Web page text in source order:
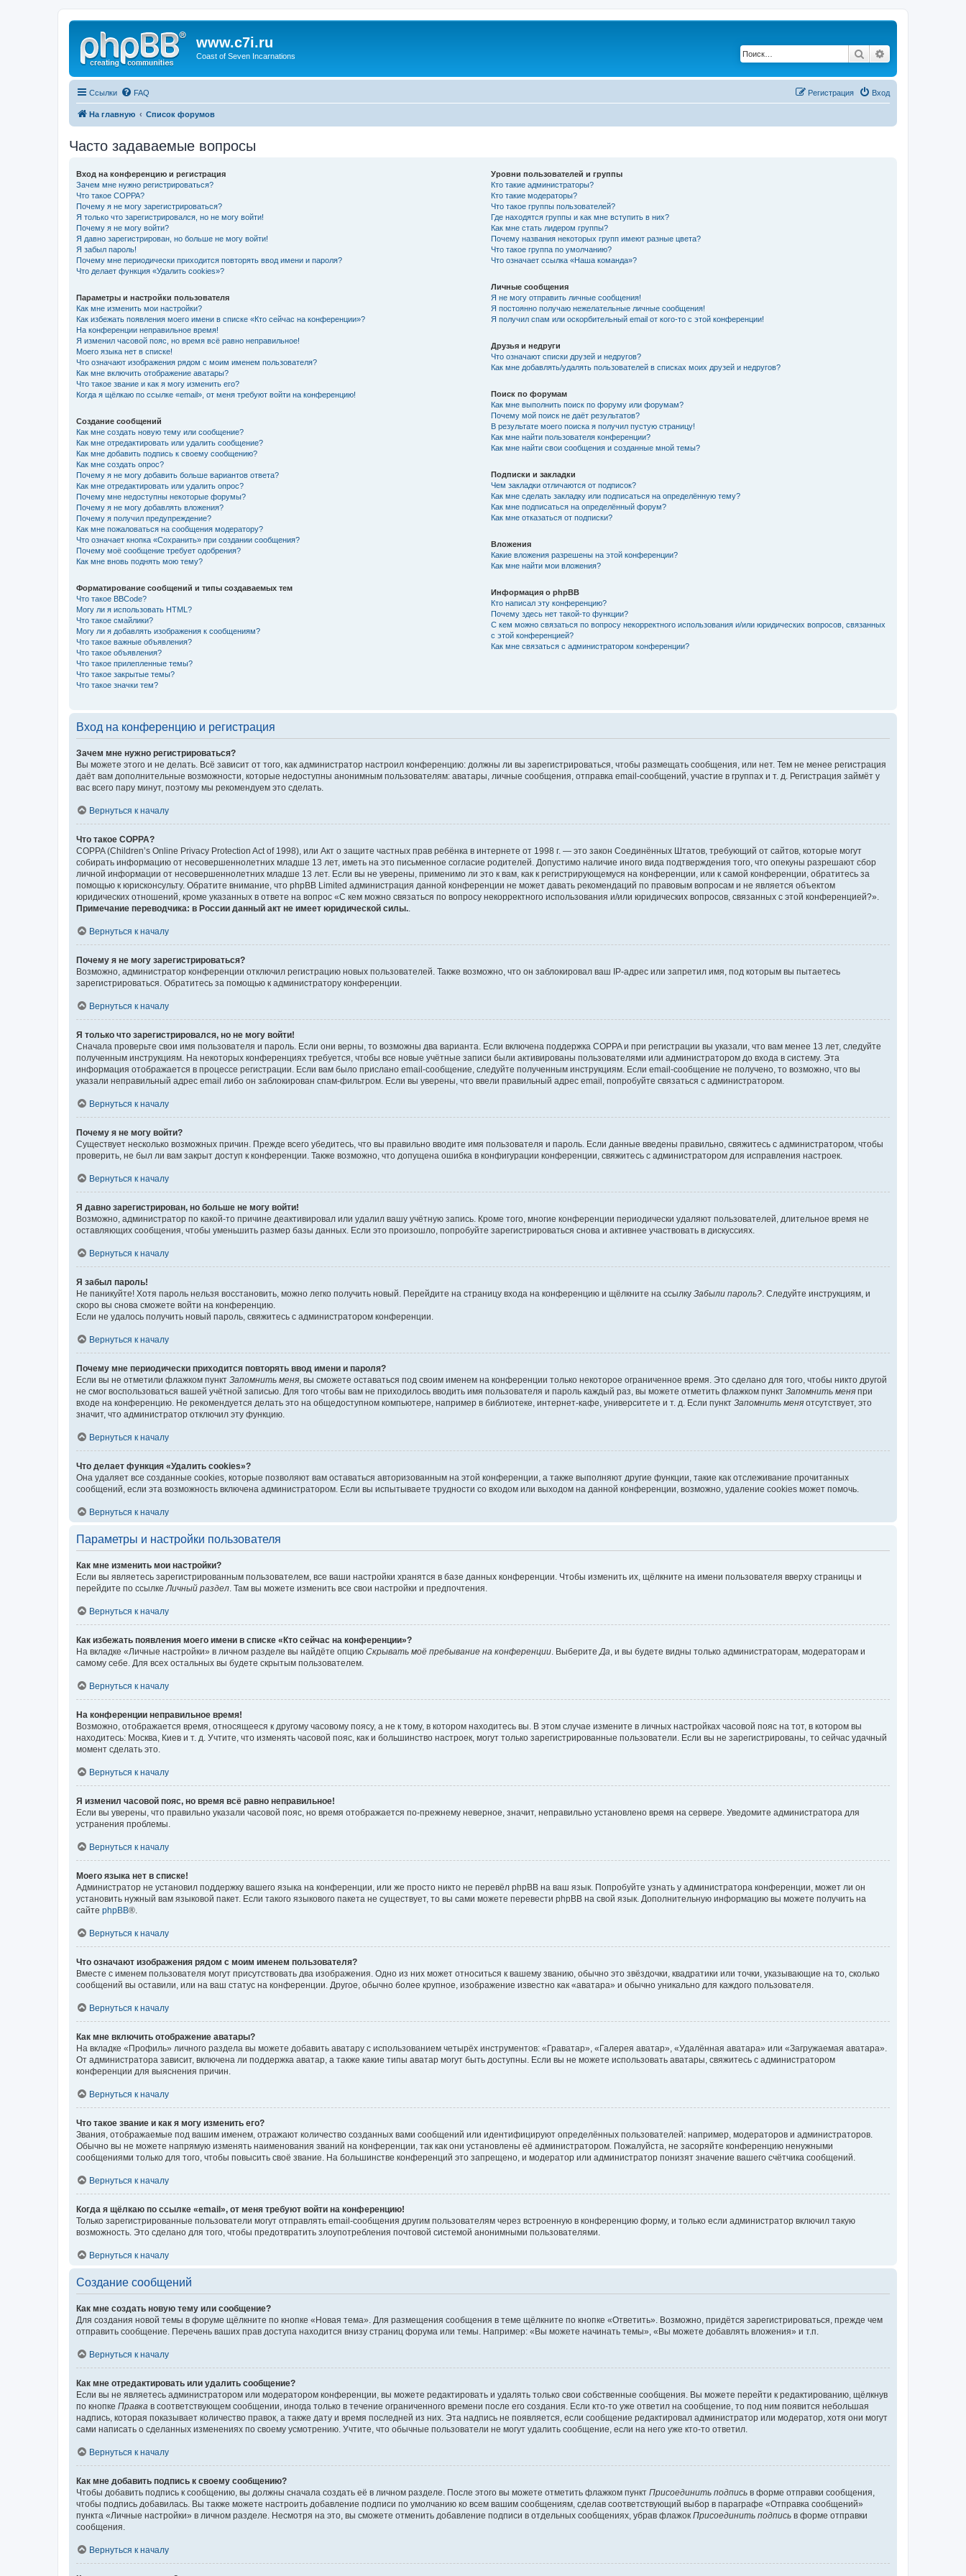
www.c7i.ru
Coast of Seven Incarnations Поиск
Ссылки FAQ Вход
Регистрация
На главную Список форумов
Часто задаваемые вопросы
Вход на конференцию и регистрация
Зачем мне нужно регистрироваться?
Что такое COPPA?
Почему я не могу зарегистрироваться?
Я только что зарегистрировался, но не могу войти!
Почему я не могу войти?
Я давно зарегистрирован, но больше не могу войти!
Я забыл пароль!
Почему мне периодически приходится повторять ввод имени и пароля?
Что делает функция «Удалить cookies»?
Параметры и настройки пользователя
Как мне изменить мои настройки?
Как избежать появления моего имени в списке «Кто сейчас на конференции»?
На конференции неправильное время!
Я изменил часовой пояс, но время всё равно неправильное!
Моего языка нет в списке!
Что означают изображения рядом с моим именем пользователя?
Как мне включить отображение аватары?
Что такое звание и как я могу изменить его?
Когда я щёлкаю по ссылке «email», от меня требуют войти на конференцию!
Создание сообщений
Как мне создать новую тему или сообщение?
Как мне отредактировать или удалить сообщение?
Как мне добавить подпись к своему сообщению?
Как мне создать опрос?
Почему я не могу добавить больше вариантов ответа?
Как мне отредактировать или удалить опрос?
Почему мне недоступны некоторые форумы?
Почему я не могу добавлять вложения?
Почему я получил предупреждение?
Как мне пожаловаться на сообщения модератору?
Что означает кнопка «Сохранить» при создании сообщения?
Почему моё сообщение требует одобрения?
Как мне вновь поднять мою тему?
Форматирование сообщений и типы создаваемых тем
Что такое BBCode?
Могу ли я использовать HTML?
Что такое смайлики?
Могу ли я добавлять изображения к сообщениям?
Что такое важные объявления?
Что такое объявления?
Что такое прилепленные темы?
Что такое закрытые темы?
Что такое значки тем?
Уровни пользователей и группы
Кто такие администраторы?
Кто такие модераторы?
Что такое группы пользователей?
Где находятся группы и как мне вступить в них?
Как мне стать лидером группы?
Почему названия некоторых групп имеют разные цвета?
Что такое группа по умолчанию?
Что означает ссылка «Наша команда»?
Личные сообщения
Я не могу отправить личные сообщения!
Я постоянно получаю нежелательные личные сообщения!
Я получил спам или оскорбительный email от кого-то с этой конференции!
Друзья и недруги
Что означают списки друзей и недругов?
Как мне добавлять/удалять пользователей в списках моих друзей и недругов?
Поиск по форумам
Как мне выполнить поиск по форуму или форумам?
Почему мой поиск не даёт результатов?
В результате моего поиска я получил пустую страницу!
Как мне найти пользователя конференции?
Как мне найти свои сообщения и созданные мной темы?
Подписки и закладки
Чем закладки отличаются от подписок?
Как мне сделать закладку или подписаться на определённую тему?
Как мне подписаться на определённый форум?
Как мне отказаться от подписки?
Вложения
Какие вложения разрешены на этой конференции?
Как мне найти мои вложения?
Информация о phpBB
Кто написал эту конференцию?
Почему здесь нет такой-то функции?
С кем можно связаться по вопросу некорректного использования и/или юридических вопросов, связанных
с этой конференцией?
Как мне связаться с администратором конференции?
Вход на конференцию и регистрация
Зачем мне нужно регистрироваться?
Вы можете этого и не делать. Всё зависит от того, как администратор настроил конференцию: должны ли вы зарегистрироваться, чтобы размещать сообщения, или нет. Тем не менее регистрация
даёт вам дополнительные возможности, которые недоступны анонимным пользователям: аватары, личные сообщения, отправка email-сообщений, участие в группах и т. д. Регистрация займёт у
вас всего пару минут, поэтому мы рекомендуем это сделать.
Вернуться к началу
Что такое COPPA?
COPPA (Children’s Online Privacy Protection Act of 1998), или Акт о защите частных прав ребёнка в интернете от 1998 г. — это закон Соединённых Штатов, требующий от сайтов, которые могут
собирать информацию от несовершеннолетних младше 13 лет, иметь на это письменное согласие родителей. Допустимо наличие иного вида подтверждения того, что опекуны разрешают сбор
личной информации от несовершеннолетних младше 13 лет. Если вы не уверены, применимо ли это к вам, как к регистрирующемуся на конференции, или к самой конференции, обратитесь за
помощью к юрисконсульту. Обратите внимание, что phpBB Limited администрация данной конференции не может давать рекомендаций по правовым вопросам и не является объектом
юридических отношений, кроме указанных в ответе на вопрос «С кем можно связаться по вопросу некорректного использования и/или юридических вопросов, связанных с этой конференцией?».
Примечание переводчика: в России данный акт не имеет юридической силы.
Вернуться к началу
Почему я не могу зарегистрироваться?
Возможно, администратор конференции отключил регистрацию новых пользователей. Также возможно, что он заблокировал ваш IP-адрес или запретил имя, под которым вы пытаетесь
зарегистрироваться. Обратитесь за помощью к администратору конференции.
Вернуться к началу
Я только что зарегистрировался, но не могу войти!
Сначала проверьте свои имя пользователя и пароль. Если они верны, то возможны два варианта. Если включена поддержка COPPA и при регистрации вы указали, что вам менее 13 лет, следуйте
полученным инструкциям. На некоторых конференциях требуется, чтобы все новые учётные записи были активированы пользователями или администратором до входа в систему. Эта
информация отображается в процессе регистрации. Если вам было прислано email-сообщение, следуйте полученным инструкциям. Если email-сообщение не получено, то возможно, что вы
указали неправильный адрес email либо он заблокирован спам-фильтром. Если вы уверены, что ввели правильный адрес email, попробуйте связаться с администратором.
Вернуться к началу
Почему я не могу войти?
Существует несколько возможных причин. Прежде всего убедитесь, что вы правильно вводите имя пользователя и пароль. Если данные введены правильно, свяжитесь с администратором, чтобы
проверить, не был ли вам закрыт доступ к конференции. Также возможно, что допущена ошибка в конфигурации конференции, свяжитесь с администратором для исправления настроек.
Вернуться к началу
Я давно зарегистрирован, но больше не могу войти!
Возможно, администратор по какой-то причине деактивировал или удалил вашу учётную запись. Кроме того, многие конференции периодически удаляют пользователей, длительное время не
оставляющих сообщения, чтобы уменьшить размер базы данных. Если это произошло, попробуйте зарегистрироваться снова и активнее участвовать в дискуссиях.
Вернуться к началу
Я забыл пароль!
Не паникуйте! Хотя пароль нельзя восстановить, можно легко получить новый. Перейдите на страницу входа на конференцию и щёлкните на ссылку Забыли пароль? . Следуйте инструкциям, и
скоро вы снова сможете войти на конференцию.
Если не удалось получить новый пароль, свяжитесь с администратором конференции.
Вернуться к началу
Почему мне периодически приходится повторять ввод имени и пароля?
Если вы не отметили флажком пункт Запомнить меня , вы сможете оставаться под своим именем на конференции только некоторое ограниченное время. Это сделано для того, чтобы никто другой
не смог воспользоваться вашей учётной записью. Для того чтобы вам не приходилось вводить имя пользователя и пароль каждый раз, вы можете отметить флажком пункт Запомнить меня при
входе на конференцию. Не рекомендуется делать это на общедоступном компьютере, например в библиотеке, интернет-кафе, университете и т. д. Если пункт Запомнить меня отсутствует, это
значит, что администратор отключил эту функцию.
Вернуться к началу
Что делает функция «Удалить cookies»?
Она удаляет все созданные cookies, которые позволяют вам оставаться авторизованным на этой конференции, а также выполняют другие функции, такие как отслеживание прочитанных
сообщений, если эта возможность включена администратором. Если вы испытываете трудности со входом или выходом на данной конференции, возможно, удаление cookies может помочь.
Вернуться к началу
Параметры и настройки пользователя
Как мне изменить мои настройки?
Если вы являетесь зарегистрированным пользователем, все ваши настройки хранятся в базе данных конференции. Чтобы изменить их, щёлкните на имени пользователя вверху страницы и
перейдите по ссылке Личный раздел . Там вы можете изменить все свои настройки и предпочтения.
Вернуться к началу
Как избежать появления моего имени в списке «Кто сейчас на конференции»?
На вкладке «Личные настройки» в личном разделе вы найдёте опцию Скрывать моё пребывание на конференции . Выберите Да , и вы будете видны только администраторам, модераторам и
самому себе. Для всех остальных вы будете скрытым пользователем.
Вернуться к началу
На конференции неправильное время!
Возможно, отображается время, относящееся к другому часовому поясу, а не к тому, в котором находитесь вы. В этом случае измените в личных настройках часовой пояс на тот, в котором вы
находитесь: Москва, Киев и т. д. Учтите, что изменять часовой пояс, как и большинство настроек, могут только зарегистрированные пользователи. Если вы не зарегистрированы, то сейчас удачный
момент сделать это.
Вернуться к началу
Я изменил часовой пояс, но время всё равно неправильное!
Если вы уверены, что правильно указали часовой пояс, но время отображается по-прежнему неверное, значит, неправильно установлено время на сервере. Уведомите администратора для
устранения проблемы.
Вернуться к началу
Моего языка нет в списке!
Администратор не установил поддержку вашего языка на конференции, или же просто никто не перевёл phpBB на ваш язык. Попробуйте узнать у администратора конференции, может ли он
установить нужный вам языковой пакет. Если такого языкового пакета не существует, то вы сами можете перевести phpBB на свой язык. Дополнительную информацию вы можете получить на
сайте phpBB®.
Вернуться к началу
Что означают изображения рядом с моим именем пользователя?
Вместе с именем пользователя могут присутствовать два изображения. Одно из них может относиться к вашему званию, обычно это звёздочки, квадратики или точки, указывающие на то, сколько
сообщений вы оставили, или на ваш статус на конференции. Другое, обычно более крупное, изображение известно как «аватара» и обычно уникально для каждого пользователя.
Вернуться к началу
Как мне включить отображение аватары?
На вкладке «Профиль» личного раздела вы можете добавить аватару с использованием четырёх инструментов: «Граватар», «Галерея аватар», «Удалённая аватара» или «Загружаемая аватара».
От администратора зависит, включена ли поддержка аватар, а также какие типы аватар могут быть доступны. Если вы не можете использовать аватары, свяжитесь с администратором
конференции для выяснения причин.
Вернуться к началу
Что такое звание и как я могу изменить его?
Звания, отображаемые под вашим именем, отражают количество созданных вами сообщений или идентифицируют определённых пользователей: например, модераторов и администраторов.
Обычно вы не можете напрямую изменять наименования званий на конференции, так как они установлены её администратором. Пожалуйста, не засоряйте конференцию ненужными
сообщениями только для того, чтобы повысить своё звание. На большинстве конференций это запрещено, и модератор или администратор понизят значение вашего счётчика сообщений.
Вернуться к началу
Когда я щёлкаю по ссылке «email», от меня требуют войти на конференцию!
Только зарегистрированные пользователи могут отправлять email-сообщения другим пользователям через встроенную в конференцию форму, и только если администратор включил такую
возможность. Это сделано для того, чтобы предотвратить злоупотребления почтовой системой анонимными пользователями.
Вернуться к началу
Создание сообщений
Как мне создать новую тему или сообщение?
Для создания новой темы в форуме щёлкните по кнопке «Новая тема». Для размещения сообщения в теме щёлкните по кнопке «Ответить». Возможно, придётся зарегистрироваться, прежде чем
отправить сообщение. Перечень ваших прав доступа находится внизу страниц форума или темы. Например: «Вы можете начинать темы», «Вы можете добавлять вложения» и т.п.
Вернуться к началу
Как мне отредактировать или удалить сообщение?
Если вы не являетесь администратором или модератором конференции, вы можете редактировать и удалять только свои собственные сообщения. Вы можете перейти к редактированию, щёлкнув
по кнопке Правка в соответствующем сообщении, иногда только в течение ограниченного времени после его создания. Если кто-то уже ответил на сообщение, то под ним появится небольшая
надпись, которая показывает количество правок, а также дату и время последней из них. Эта надпись не появляется, если сообщение редактировал администратор или модератор, хотя они могут
сами написать о сделанных изменениях по своему усмотрению. Учтите, что обычные пользователи не могут удалить сообщение, если на него уже кто-то ответил.
Вернуться к началу
Как мне добавить подпись к своему сообщению?
Чтобы добавить подпись к сообщению, вы должны сначала создать её в личном разделе. После этого вы можете отметить флажком пункт Присоединить подпись в форме отправки сообщения,
чтобы подпись добавилась. Вы также можете настроить добавление подписи по умолчанию ко всем вашим сообщениям, сделав соответствующий выбор в параграфе «Отправка сообщений»
пункта «Личные настройки» в личном разделе. Несмотря на это, вы сможете отменить добавление подписи в отдельных сообщениях, убрав флажок Присоединить подпись в форме отправки
сообщения.
Вернуться к началу